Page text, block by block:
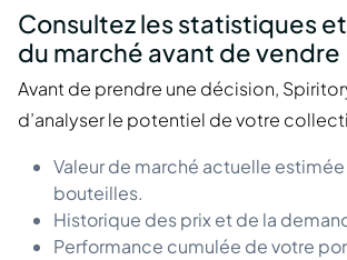
Consultez les statistiques
du marché avant de vendre
Avant de prendre une décision,
d’analyser le potentiel de votre
Valeur de marché actuelle
bouteilles.
Historique des prix et de la
Performance cumulée de votre